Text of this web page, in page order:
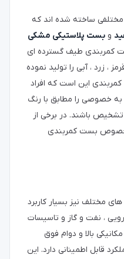
ساخته شده اند که
و بست پلاستیکی مشکی
کمربندی طیف گسترده ای
، زرد ، آبی را تولید نموده
این است که افراد
به خصوصی را مطابق با رنگ
تشخیص باشند. در برخی از
بست کمربندی
مختلف نیز بسیار کاربرد
، نفت و گاز و تاسیسات
بالا و دوام فوق
قابل اطمینانی دارد. این